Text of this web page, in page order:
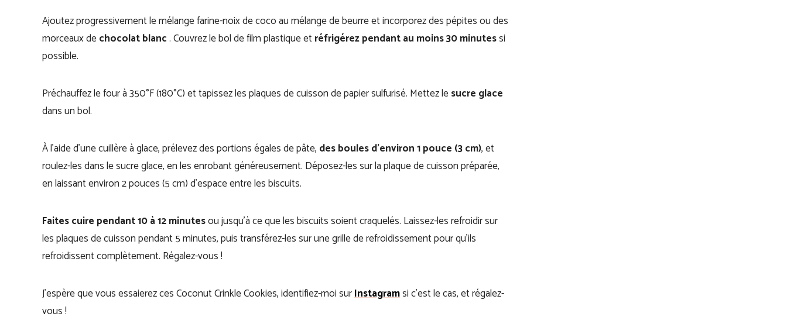
Ajoutez progressivement le mélange farine-noix de coco au mélange de beurre et incorporez des pépites ou des
morceaux dechocolat blanc. Couvrez le bol de film plastique etréfrigérez pendant au moins 30 minutessi
possible.
Préchauffez le four à 350°F (180°C) et tapissez les plaques de cuisson de papier sulfurisé. Mettez lesucre glace
dans un bol.
À l’aide d’une cuillère à glace, prélevez des portions égales de pâte, des boules d’environ 1 pouce (3 cm), et
roulez-les dans le sucre glace, en les enrobant généreusement. Déposez-les sur la plaque de cuisson préparée,
en laissant environ 2 pouces (5 cm) d’espace entre les biscuits.
Faites cuire pendant 10 à 12 minutesou jusqu’à ce que les biscuits soient craquelés. Laissez-les refroidir sur
les plaques de cuisson pendant 5 minutes, puis transférez-les sur une grille de refroidissement pour qu’ils
refroidissent complètement. Régalez-vous !
J’espère que vous essaierez ces Coconut Crinkle Cookies, identifiez-moi surInstagramsi c’est le cas, et régalez-
vous !